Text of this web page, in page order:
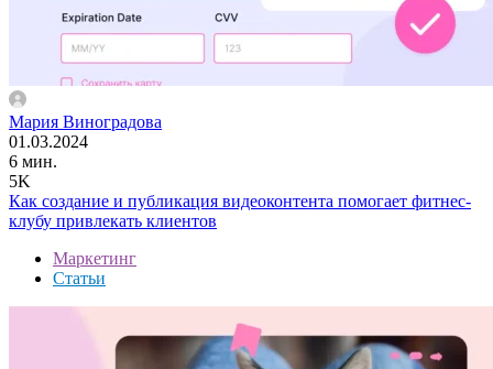
Мария Виноградова
01.03.2024
6 мин.
5K
Как создание и публикация видеоконтента помогает фитнес-
клубу привлекать клиентов
Маркетинг
Статьи